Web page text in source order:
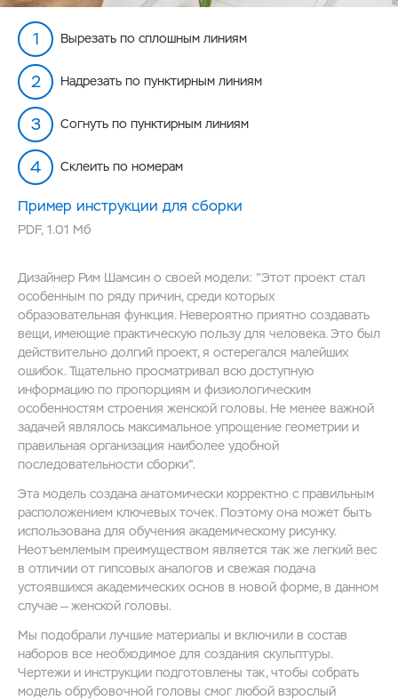
Вырезать по сплошным линиям
Надрезать по пунктирным линиям
Согнуть по пунктирным линиям
Склеить по номерам
Пример инструкции для сборки
PDF, 1.01 Мб
Дизайнер Рим Шамсин о своей модели: "Этот проект стал
особенным по ряду причин, среди которых
образовательная функция. Невероятно приятно создавать
вещи, имеющие практическую пользу для человека. Это был
действительно долгий проект, я остерегался малейших
ошибок. Тщательно просматривал всю доступную
информацию по пропорциям и физиологическим
особенностям строения женской головы. Не менее важной
задачей являлось максимальное упрощение геометрии и
правильная организация наиболее удобной
последовательности сборки".
Эта модель создана анатомически корректно с правильным
расположением ключевых точек. Поэтому она может быть
использована для обучения академическому рисунку.
Неотъемлемым преимуществом является так же легкий вес
в отличии от гипсовых аналогов и свежая подача
устоявшихся академических основ в новой форме, в данном
случае — женской головы.
Мы подобрали лучшие материалы и включили в состав
наборов все необходимое для создания скульптуры.
Чертежи и инструкции подготовлены так, чтобы собрать
модель обрубовочной головы смог любой взрослый